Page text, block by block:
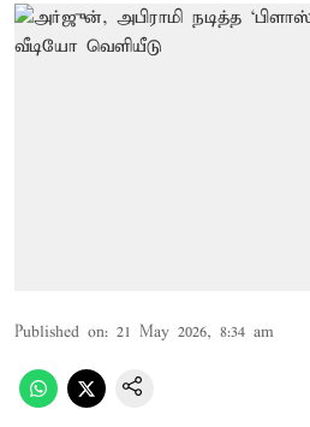
Published on: 21 May 2026, 8:34 am